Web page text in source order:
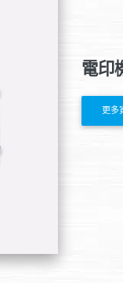
電印
更多